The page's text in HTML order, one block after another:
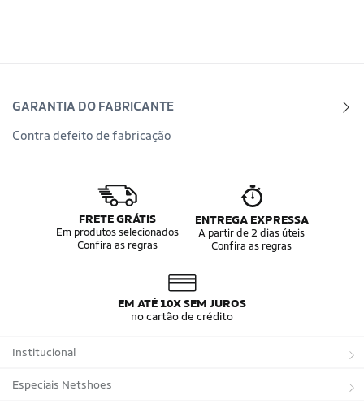
GARANTIA DO FABRICANTE
Contra defeito de fabricação
FRETE GRÁTIS
Em produtos selecionados
Confira as regras
ENTREGA EXPRESSA
A partir de 2 dias úteis
Confira as regras
EM ATÉ 10X SEM JUROS
no cartão de crédito
Institucional
Sobre a Netshoes
Especiais Netshoes